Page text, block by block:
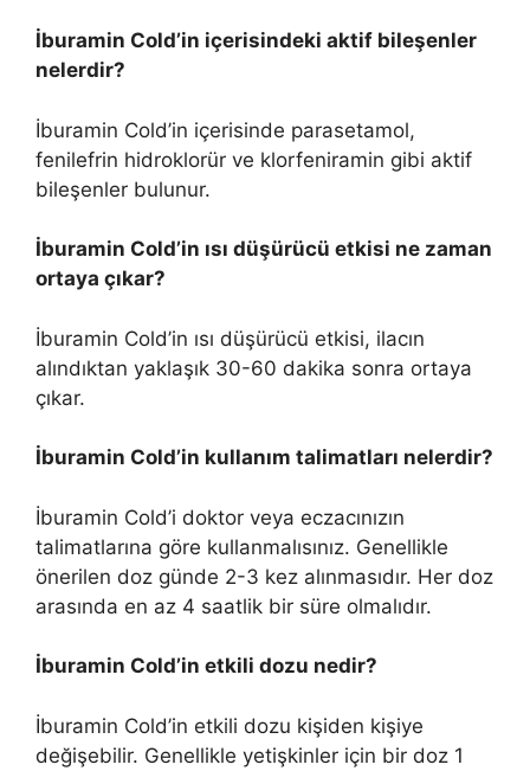
İburamin Cold’in içerisindeki aktif bileşenler
nelerdir?
İburamin Cold’in içerisinde parasetamol,
fenilefrin hidroklorür ve klorfeniramin gibi aktif
bileşenler bulunur.
İburamin Cold’in ısı düşürücü etkisi ne zaman
ortaya çıkar?
İburamin Cold’in ısı düşürücü etkisi, ilacın
alındıktan yaklaşık 30-60 dakika sonra ortaya
çıkar.
İburamin Cold’in kullanım talimatları nelerdir?
İburamin Cold’i doktor veya eczacınızın
talimatlarına göre kullanmalısınız. Genellikle
önerilen doz günde 2-3 kez alınmasıdır. Her doz
arasında en az 4 saatlik bir süre olmalıdır.
İburamin Cold’in etkili dozu nedir?
İburamin Cold’in etkili dozu kişiden kişiye
değişebilir. Genellikle yetişkinler için bir doz 1